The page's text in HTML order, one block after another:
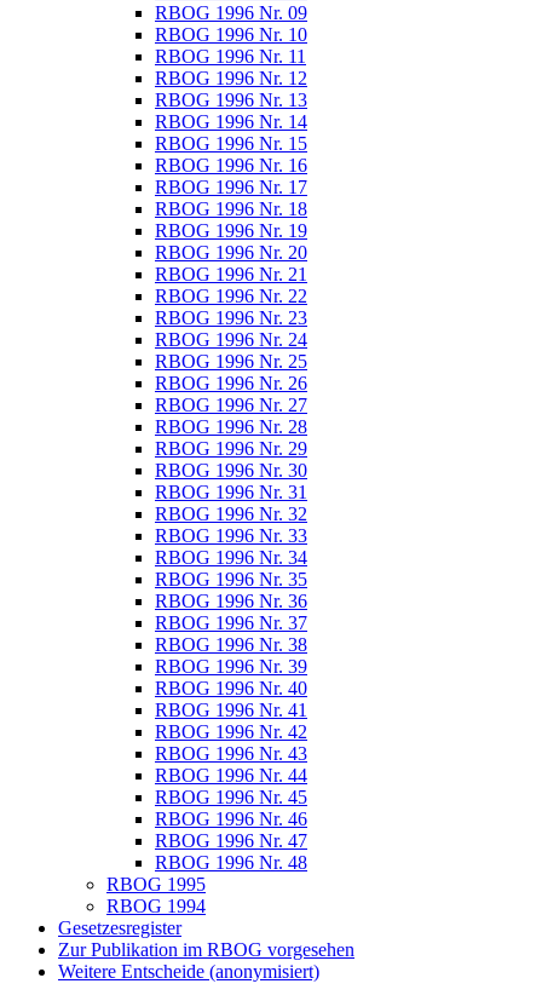
RBOG 1996 Nr. 09
RBOG 1996 Nr. 10
RBOG 1996 Nr. 11
RBOG 1996 Nr. 12
RBOG 1996 Nr. 13
RBOG 1996 Nr. 14
RBOG 1996 Nr. 15
RBOG 1996 Nr. 16
RBOG 1996 Nr. 17
RBOG 1996 Nr. 18
RBOG 1996 Nr. 19
RBOG 1996 Nr. 20
RBOG 1996 Nr. 21
RBOG 1996 Nr. 22
RBOG 1996 Nr. 23
RBOG 1996 Nr. 24
RBOG 1996 Nr. 25
RBOG 1996 Nr. 26
RBOG 1996 Nr. 27
RBOG 1996 Nr. 28
RBOG 1996 Nr. 29
RBOG 1996 Nr. 30
RBOG 1996 Nr. 31
RBOG 1996 Nr. 32
RBOG 1996 Nr. 33
RBOG 1996 Nr. 34
RBOG 1996 Nr. 35
RBOG 1996 Nr. 36
RBOG 1996 Nr. 37
RBOG 1996 Nr. 38
RBOG 1996 Nr. 39
RBOG 1996 Nr. 40
RBOG 1996 Nr. 41
RBOG 1996 Nr. 42
RBOG 1996 Nr. 43
RBOG 1996 Nr. 44
RBOG 1996 Nr. 45
RBOG 1996 Nr. 46
RBOG 1996 Nr. 47
RBOG 1996 Nr. 48
RBOG 1995
RBOG 1994
Gesetzesregister
Zur Publikation im RBOG vorgesehen
Weitere Entscheide (anonymisiert)